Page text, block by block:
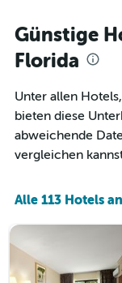
Zimmerpreis
anzeigt.
näher
das
Aufenthaltsdatum
rückt.
Diagramm
hat
1
Achse,
die
der
vor
dem
Günstige
Florida
Unter allen
bieten diese
abweichende
vergleichen
Alle 113 Hotels